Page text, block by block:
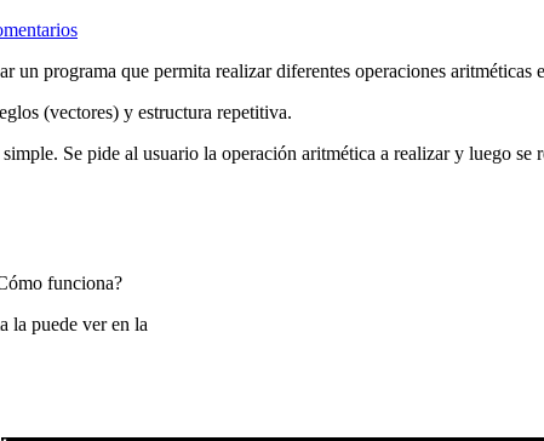
un programa que permita realizar diferentes operaciones aritméticas
(vectores) y estructura repetitiva.
Se pide al usuario la operación aritmética a realizar y luego
funciona?
la puede ver en la